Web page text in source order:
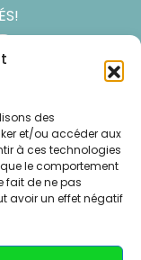
des
et/ou accéder aux
à ces technologies
le comportement
fait de ne pas
avoir un effet négatif
Politique de